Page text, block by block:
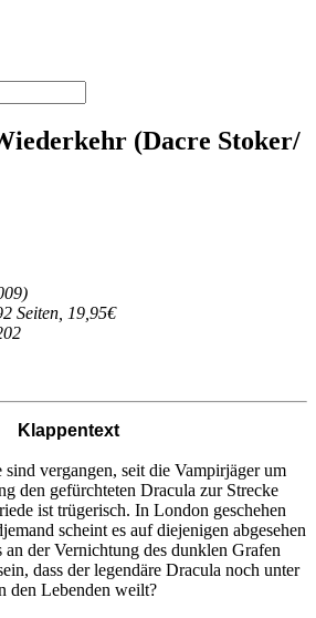
(Dacre Stoker/
Seiten, 19,95€
Klappentext
vergangen, seit die Vampirjäger um
den gefürchteten Dracula zur Strecke
ist trügerisch. In London geschehen
scheint es auf diejenigen abgesehen
an der Vernichtung des dunklen Grafen
dass der legendäre Dracula noch unter
den Lebenden weilt?